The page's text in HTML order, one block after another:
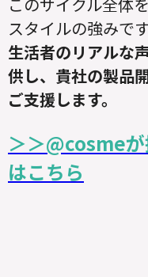
スタイルの強みです
生活者のリアルな
供し、貴社の製品
ご支援します。
＞＞@cosme
はこちら